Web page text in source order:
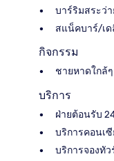
บาร์ริมสระว่
สแน็คบาร์/เด
กิจกรรม
ชายหาดใกล้ๆ
บริการ
ฝ่ายต้อนรับ
บริการคอนเซี
บริการจองทั